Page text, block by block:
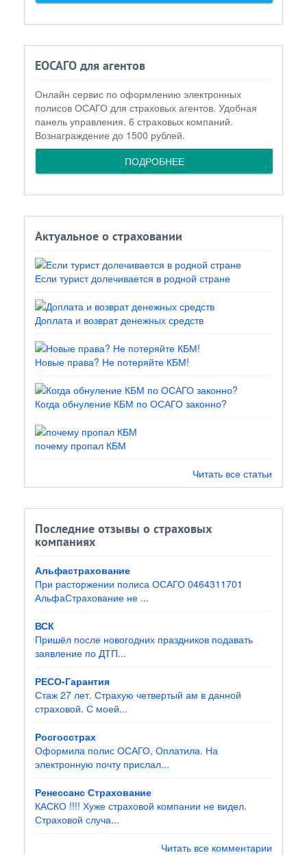
ЕОСАГО для агентов
Онлайн сервис по оформлению электронных
полисов ОСАГО для страховых агентов. Удобная
панель управления. 6 страховых компаний.
Вознаграждение до 1500 рублей.
ПОДРОБНЕЕ
Актуальное о страховании
Если турист долечивается в родной стране
Доплата и возврат денежных средств
Новые права? Не потеряйте КБМ!
Когда обнуление КБМ по ОСАГО законно?
почему пропал КБМ
Читать все статьи
Последние отзывы о страховых
компаниях
Альфастрахование
При расторжении полиса ОСАГО 0464311701
АльфаСтрахование не ...
ВСК
Пришёл после новогодних праздников подавать
заявление по ДТП...
РЕСО-Гарантия
Стаж 27 лет. Страхую четвертый ам в данной
страховой. С моей...
Росгосстрах
Оформила полис ОСАГО, Оплатила. На
электронную почту прислал...
Ренессанс Страхование
КАСКО !!!! Хуже страховой компании не видел.
Страховой случа...
Читать все комментарии